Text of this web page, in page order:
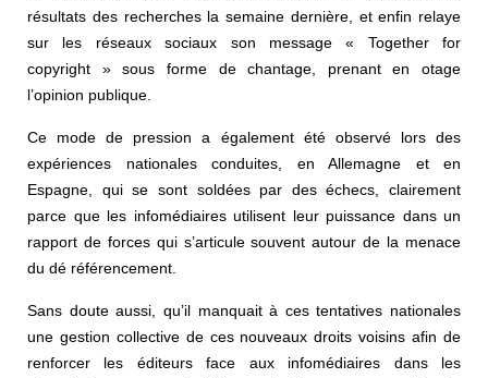
résultats des recherches la semaine dernière, et enfin relaye
sur les réseaux sociaux son message « Together for
copyright » sous forme de chantage, prenant en otage
l’opinion publique.
Ce mode de pression a également été observé lors des
expériences nationales conduites, en Allemagne et en
Espagne, qui se sont soldées par des échecs, clairement
parce que les infomédiaires utilisent leur puissance dans un
rapport de forces qui s’articule souvent autour de la menace
du dé référencement.
Sans doute aussi, qu’il manquait à ces tentatives nationales
une gestion collective de ces nouveaux droits voisins afin de
renforcer les éditeurs face aux infomédiaires dans les